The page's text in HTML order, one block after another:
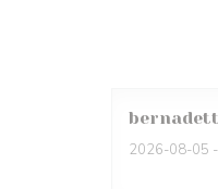
2026-08-05